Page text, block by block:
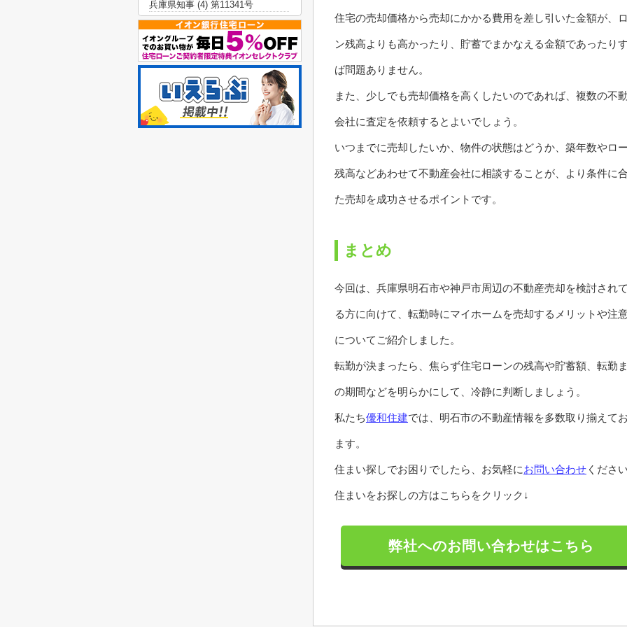
住宅の売却価格から売却にかかる費用を差し引いた金額が、
ン残高よりも高かったり、貯蓄でまかなえる金額であったり
ば問題ありません。
また、少しでも売却価格を高くしたいのであれば、複数の不
会社に査定を依頼するとよいでしょう。
いつまでに売却したいか、物件の状態はどうか、築年数やロ
残高などあわせて不動産会社に相談することが、より条件に
た売却を成功させるポイントです。
まとめ
今回は、兵庫県明石市や神戸市周辺の不動産売却を検討され
る方に向けて、転勤時にマイホームを売却するメリットや注
についてご紹介しました。
転勤が決まったら、焦らず住宅ローンの残高や貯蓄額、転勤
の期間などを明らかにして、冷静に判断しましょう。
私たち優和住建では、明石市の不動産情報を多数取り揃えて
ます。
住まい探しでお困りでしたら、お気軽にお問い合わせ くださ
住まいをお探しの方はこちらをクリック↓
弊社へのお問い合わせはこちら
兵庫県知事 (4) 第11341号